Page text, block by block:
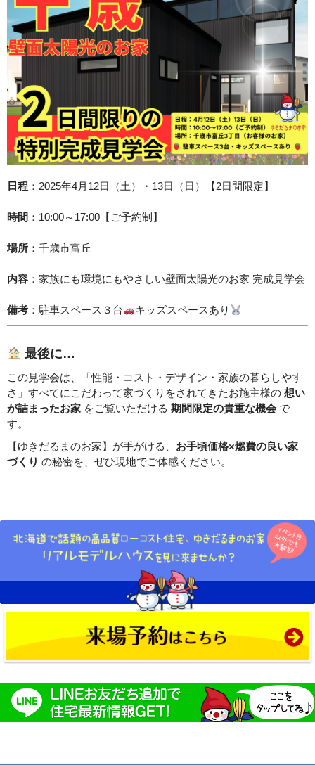
日程 ：2025年4月12日（土）・13日（日）【2日間限定】
時間 ：10:00～17:00【ご予約制】
場所 ：千歳市富丘
内容 ：家族にも環境にもやさしい壁面太陽光のお家 完成見学会
備考 ：駐車スペース３台 キッズスペースあり
最後に…
この見学会は、「性能・コスト・デザイン・家族の暮らしやす
さ」すべてにこだわって家づくりをされてきたお施主様の 想い
が詰まったお家 をご覧いただける 期間限定の貴重な機会 で
す。
【ゆきだるまのお家】が手がける、 お手頃価格×燃費の良い家
づくり の秘密を、ぜひ現地でご体感ください。